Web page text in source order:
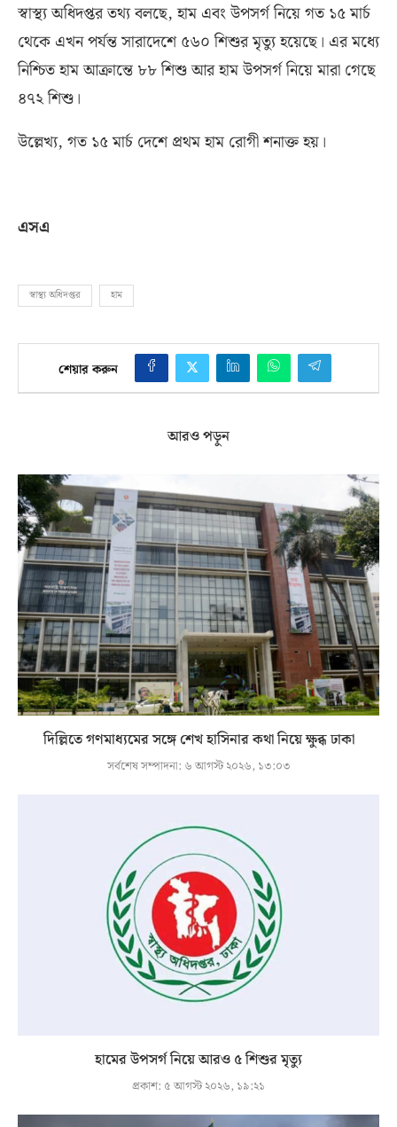
স্বাস্থ্য অধিদপ্তর তথ্য বলছে,হাম এবং উপসর্গ নিয়ে গত ১৫ মার্চ
থেকে এখন পর্যন্ত সারাদেশে ৫৬০ শিশুর মৃত্যু হয়েছে। এর মধ্যে
নিশ্চিত হাম আক্রান্তে ৮৮ শিশু আর হাম উপসর্গ নিয়ে মারা গেছে
৪৭২ শিশু।
উল্লেখ্য, গত ১৫ মার্চ দেশে প্রথম হাম রোগী শনাক্ত হয়।
এসএ
স্বাস্থ্য অধিদপ্তর হাম
শেয়ার করুন
আরও পড়ুন
দিল্লিতে গণমাধ্যমের সঙ্গে শেখ হাসিনার কথা নিয়ে ক্ষুব্ধ ঢাকা
সর্বশেষ সম্পাদনা: ৬ আগস্ট ২০২৬, ১৩:০৩
হামের উপসর্গ নিয়ে আরও ৫ শিশুর মৃত্যু
প্রকাশ: ৫ আগস্ট ২০২৬, ১৯:২১